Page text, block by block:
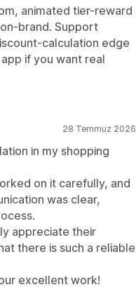
animated tier-reward
brand. Support
calculation edge
if you want real
28 Temmuz 2026
in my shopping
on it carefully, and
was clear,
appreciate their
there is such a reliable
excellent work!